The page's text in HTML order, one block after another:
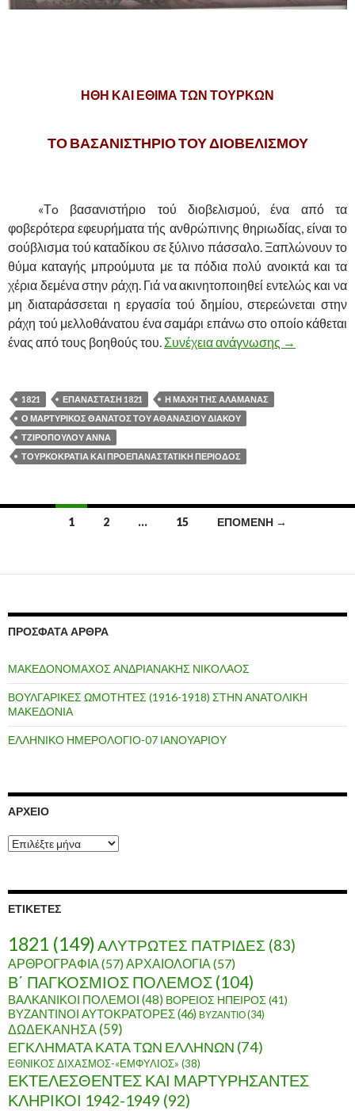
ΗΘΗ ΚΑΙ ΕΘΙΜΑ ΤΩΝ ΤΟΥΡΚΩΝ
ΤΟ ΒΑΣΑΝΙΣΤΗΡΙΟ ΤΟΥ ΔΙΟΒΕΛΙΣΜΟΥ
«Τo βασανιστήριο τού διοβελισμού, ένα από τα
φοβερότερα εφευρήματα τής ανθρώπινης θηριωδίας, είναι το
σούβλισμα τού καταδίκου σε ξύλινο πάσσαλο. Ξαπλώνουν το
θύμα καταγής μπρούμυτα με τα πόδια πολύ ανοικτά και τα
χέρια δεμένα στην ράχη. Γιά να ακινητοποιηθεί εντελώς και να
μη διαταράσσεται η εργασία τού δημίου, στερεώνεται στην
ράχη τού μελλοθάνατου ένα σαμάρι επάνω στο οποίο κάθεται
ένας από τους βοηθούς του. Συνέχεια ανάγνωσης Ο
→
1821 ΕΠΑΝΑΣΤΑΣΗ 1821
Η ΜΑΧΗ ΤΗΣ ΑΛΑΜΑΝΑΣ
Ο ΜΑΡΤΥΡΙΚΟΣ ΘΑΝΑΤΟΣ ΤΟΥ ΑΘΑΝΑΣΙΟΥ ΔΙΑΚΟΥ
ΤΖΙΡΟΠΟΥΛΟΥ ΑΝΝΑ
ΤΟΥΡΚΟΚΡΑΤΙΑ ΚΑΙ ΠΡΟΕΠΑΝΑΣΤΑΤΙΚΗ ΠΕΡΙΟΔΟΣ
άρθρων
1 2 … 15 ΕΠΌΜΕΝΗ →
ΠΡΌΣΦΑΤΑ ΆΡΘΡΑ
ΜΑΚΕΔΟΝΟΜΑΧΟΣ ΑΝΔΡΙΑΝΑΚΗΣ ΝΙΚΟΛΑΟΣ
ΒΟΥΛΓΑΡΙΚΕΣ ΩΜΟΤΗΤΕΣ (1916-1918) ΣΤΗΝ ΑΝΑΤΟΛΙΚΗ
ΜΑΚΕΔΟΝΙΑ
ΕΛΛΗΝΙΚΟ ΗΜΕΡΟΛΟΓΙΟ-07 ΙΑΝΟΥΑΡΙΟΥ
ΑΡΧΕΊΟ
Α
ρ
ο
ΕΤΙΚΈΤΕΣ
1821 (149)ΑΛΥΤΡΩΤΕΣ ΠΑΤΡΙΔΕΣ (83)
ΑΡΘΡΟΓΡΑΦΙΑ(57)ΑΡΧΑΙΟΛΟΓΙΑ(57)
Β΄ ΠΑΓΚΟΣΜΙΟΣ ΠΟΛΕΜΟΣ (104)
ΒΑΛΚΑΝΙΚΟΙ ΠΟΛΕΜΟΙ (48) ΒΟΡΕΙΟΣ ΗΠΕΙΡΟΣ (41)
ΒΥΖΑΝΤΙΝΟΙ ΑΥΤΟΚΡΑΤΟΡΕΣ(46) ΒΥΖΑΝΤΙΟ(34)
ΔΩΔΕΚΑΝΗΣΑ (59)
ΕΓΚΛΗΜΑΤΑ ΚΑΤΑ ΤΩΝ ΕΛΛΗΝΩΝ (74)
ΕΘΝΙΚΟΣ ΔΙΧΑΣΜΟΣ-«ΕΜΦΥΛΙΟΣ» (38)
ΕΚΤΕΛΕΣΘΕΝΤΕΣ ΚΑΙ ΜΑΡΤΥΡΗΣΑΝΤΕΣ
ΚΛΗΡΙΚΟΙ 1942-1949 (92)